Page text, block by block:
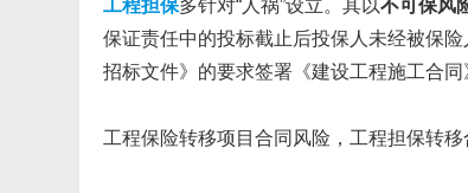
工程担保多针对“人祸”设立。其以不可保风
保证责任中的投标截止后投保人未经被保
招标文件》的要求签署《建设工程施工合
工程保险转移项目合同风险，工程担保转移